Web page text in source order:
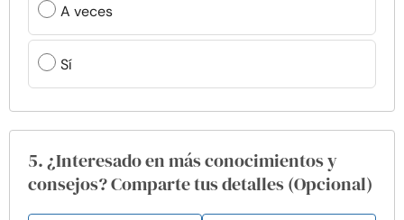
A veces
Sí
5. ¿Interesado en más conocimientos y
consejos? Comparte tus detalles (Opcional)